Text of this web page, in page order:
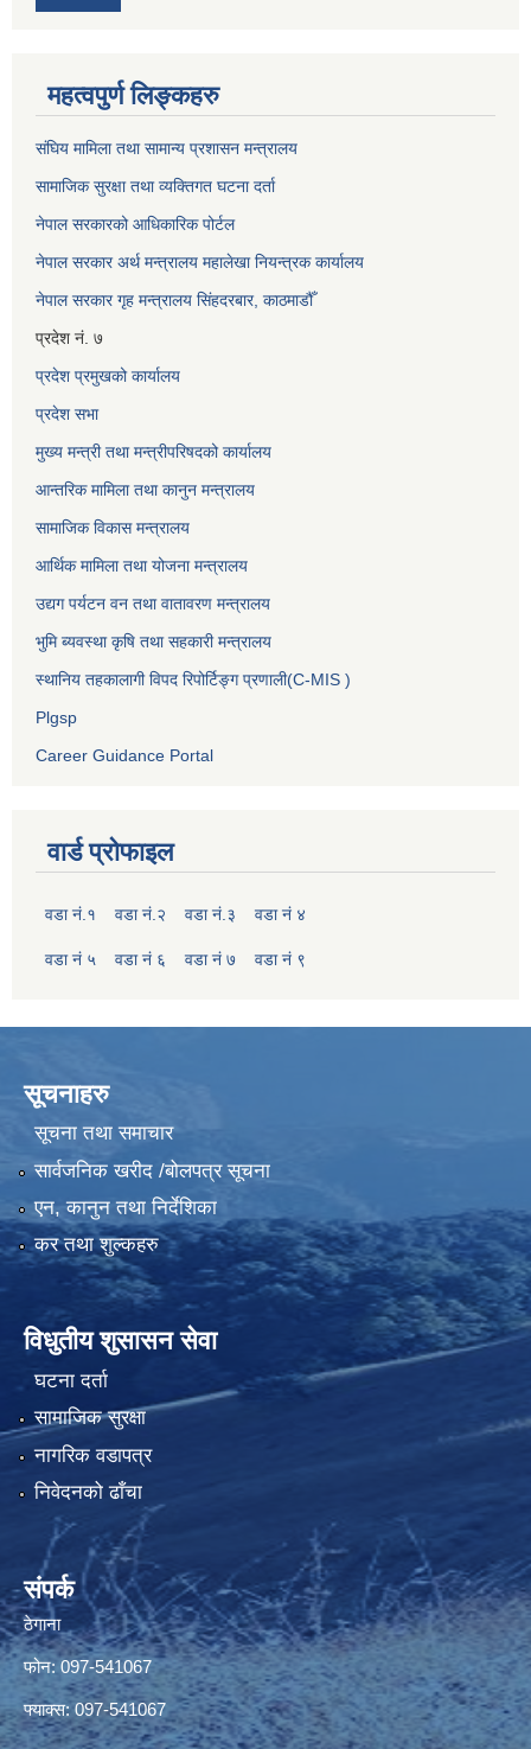
महत्वपुर्ण लिङ्कहरु
संघिय मामिला तथा सामान्य प्रशासन मन्त्रालय
सामाजिक सुरक्षा तथा व्यक्तिगत घटना दर्ता
नेपाल सरकारको आधिकारिक पोर्टल
नेपाल सरकार अर्थ मन्त्रालय महालेखा नियन्त्रक कार्यालय
नेपाल सरकार गृह मन्त्रालय सिंहदरबार, काठमाडौँ
प्रदेश नं. ७
प्रदेश प्रमुखको कार्यालय
प्रदेश सभा
मुख्य मन्त्री तथा मन्त्रीपरिषदको कार्यालय
आन्तरिक मामिला तथा कानुन मन्त्रालय
सामाजिक विकास मन्त्रालय
आर्थिक मामिला तथा योजना मन्त्रालय
उद्यग पर्यटन वन तथा वातावरण मन्त्रालय
भुमि ब्यवस्था कृषि तथा सहकारी मन्त्रालय
स्थानिय तहकालागी विपद रिपोर्टिङ्ग प्रणाली(C-MIS )
Plgsp
Career Guidance Portal
वार्ड प्रोफाइल
वडा नं.१ वडा नं.२ वडा नं.३ वडा नं ४
वडा नं ५ वडा नं ६ वडा नं ७ वडा नं ९
सूचनाहरु
सूचना तथा समाचार
सार्वजनिक खरीद /बोलपत्र सूचना
एन, कानुन तथा निर्देशिका
कर तथा शुल्कहरु
विधुतीय शुसासन सेवा
घटना दर्ता
सामाजिक सुरक्षा
नागरिक वडापत्र
निवेदनको ढाँचा
संपर्क
ठेगाना
फोन: 097-541067
फ्याक्स: 097-541067